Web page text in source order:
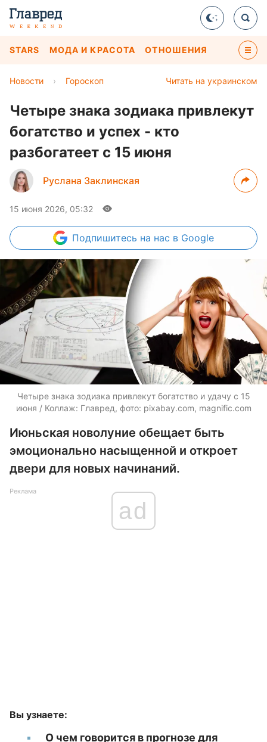
STARS МОДА И КРАСОТА ОТНОШЕНИЯ
Читать на украинском
Новости › Гороскоп
Четыре знака зодиака привлекут
богатство и успех - кто
разбогатеет с 15 июня
Руслана Заклинская
15 июня 2026, 05:32
Подпишитесь на нас в Google
Четыре знака зодиака привлекут богатство и удачу с 15
июня / Коллаж: Главред, фото: pixabay.com, magnific.com
Июньская новолуние обещает быть
эмоционально насыщенной и откроет
двери для новых начинаний.
Реклама
ad
Вы узнаете:
О чем говорится в прогнозе для